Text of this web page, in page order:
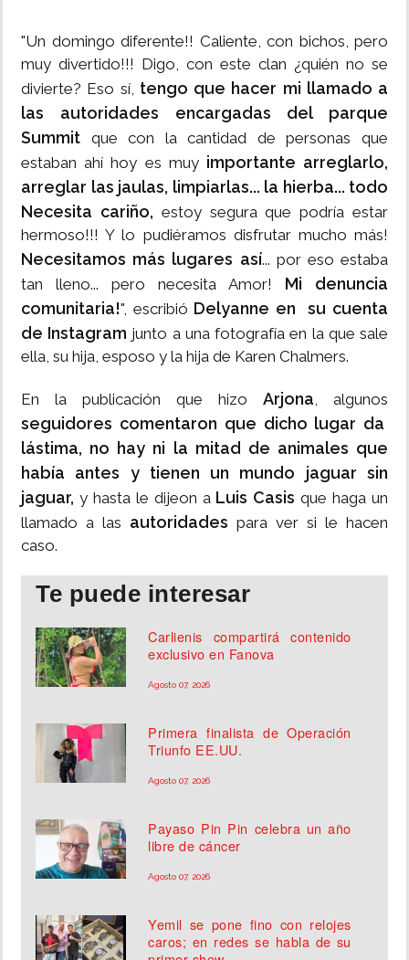
"Un domingo diferente!! Caliente, con bichos, pero
muy divertido!!! Digo, con este clan ¿quién no se
divierte? Eso sí, tengo que hacer mi llamado a
las autoridades encargadas del parque
Summit que con la cantidad de personas que
estaban ahí hoy es muy importante arreglarlo,
arreglar las jaulas, limpiarlas... la hierba... todo
Necesita cariño, estoy segura que podría estar
hermoso!!! Y lo pudiéramos disfrutar mucho más!
Necesitamos más lugares así... por eso estaba
tan lleno... pero necesita Amor! Mi denuncia
comunitaria!", escribió Delyanne en su cuenta
de Instagram junto a una fotografía en la que sale
ella, su hija, esposo y la hija de Karen Chalmers.
En la publicación que hizo Arjona, algunos
seguidores comentaron que dicho lugar da
lástima, no hay ni la mitad de animales que
había antes y tienen un mundo jaguar sin
jaguar, y hasta le dijeon a Luis Casis que haga un
llamado a las autoridades para ver si le hacen
caso.
Te puede interesar
Carlienis compartirá contenido
exclusivo en Fanova
Agosto 07, 2026
Primera finalista de Operación
Triunfo EE.UU.
Agosto 07, 2026
Payaso Pin Pin celebra un año
libre de cáncer
Agosto 07, 2026
Yemil se pone fino con relojes
caros; en redes se habla de su